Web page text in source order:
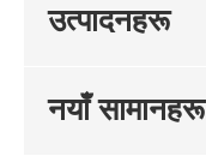
उत्पादनहरू
नयाँ सामानहरू